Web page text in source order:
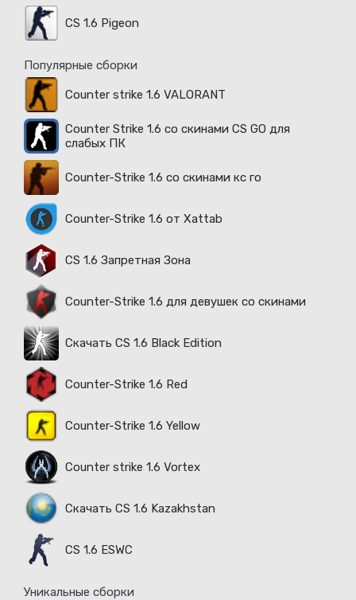
CS 1.6 Pigeon
Популярные сборки
Counter strike 1.6 VALORANT
Counter Strike 1.6 со скинами CS GO для
слабых ПК
Counter-Strike 1.6 со скинами кс го
Counter-Strike 1.6 от Xattab
CS 1.6 Запретная Зона
Counter-Strike 1.6 для девушек со скинами
Скачать CS 1.6 Black Edition
Counter-Strike 1.6 Red
Counter-Strike 1.6 Yellow
Counter strike 1.6 Vortex
Скачать CS 1.6 Kazakhstan
CS 1.6 ESWC
Уникальные сборки